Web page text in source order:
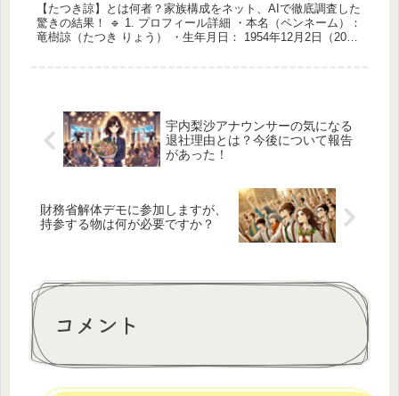
【たつき諒】とは何者？家族構成をネット、AIで徹底調査した
驚きの結果！ 🔹 1. プロフィール詳細 ・本名（ペンネーム）：
竜樹諒（たつき りょう） ・生年月日： 1954年12月2日（2025
宇内梨沙アナウンサーの気になる
退社理由とは？今後について報告
があった！
財務省解体デモに参加しますが、
持参する物は何が必要ですか？
コメント